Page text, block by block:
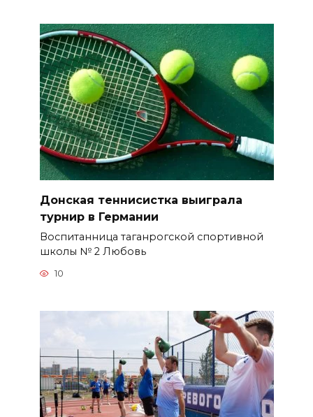
Донская теннисистка выиграла
турнир в Германии
Воспитанница таганрогской спортивной
школы № 2 Любовь
10